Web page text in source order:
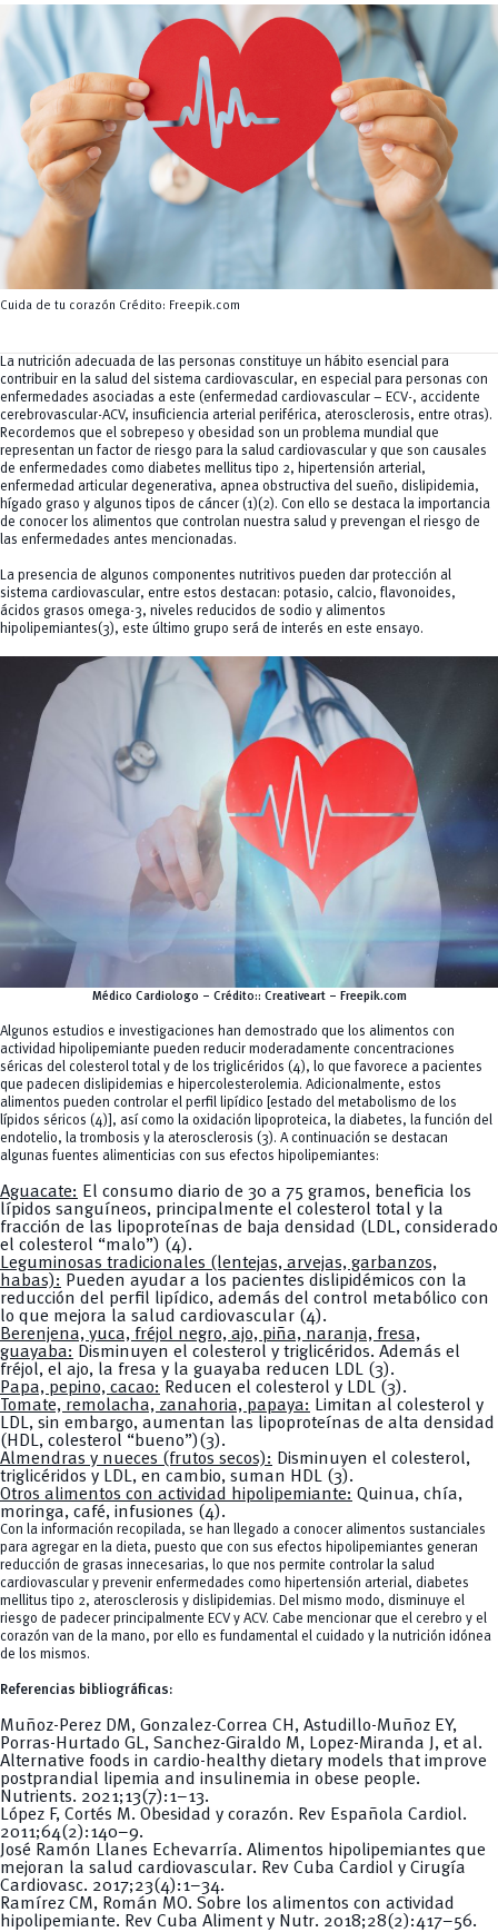
CEISH
Propiedad intelectual
Cuida de tu corazón Crédito: Freepik.com
La nutrición adecuada de las personas constituye un hábito esencial para
contribuir en la salud del sistema cardiovascular, en especial para personas con
enfermedades asociadas a este (enfermedad cardiovascular – ECV-, accidente
cerebrovascular-ACV, insuficiencia arterial periférica, aterosclerosis, entre otras).
Recordemos que el sobrepeso y obesidad son un problema mundial que
representan un factor de riesgo para la salud cardiovascular y que son causales
de enfermedades como diabetes mellitus tipo 2, hipertensión arterial,
enfermedad articular degenerativa, apnea obstructiva del sueño, dislipidemia,
hígado graso y algunos tipos de cáncer (1)(2). Con ello se destaca la importancia
de conocer los alimentos que controlan nuestra salud y prevengan el riesgo de
las enfermedades antes mencionadas.
La presencia de algunos componentes nutritivos pueden dar protección al
sistema cardiovascular, entre estos destacan: potasio, calcio, flavonoides,
ácidos grasos omega-3, niveles reducidos de sodio y alimentos
hipolipemiantes(3), este último grupo será de interés en este ensayo.
Médico Cardiologo – Crédito:: Creativeart – Freepik.com
Algunos estudios e investigaciones han demostrado que los alimentos con
actividad hipolipemiante pueden reducir moderadamente concentraciones
séricas del colesterol total y de los triglicéridos (4), lo que favorece a pacientes
que padecen dislipidemias e hipercolesterolemia. Adicionalmente, estos
alimentos pueden controlar el perfil lipídico [estado del metabolismo de los
lípidos séricos (4)], así como la oxidación lipoproteica, la diabetes, la función del
endotelio, la trombosis y la aterosclerosis (3). A continuación se destacan
algunas fuentes alimenticias con sus efectos hipolipemiantes:
Aguacate: El consumo diario de 30 a 75 gramos, beneficia los
lípidos sanguíneos, principalmente el colesterol total y la
fracción de las lipoproteínas de baja densidad (LDL, considerado
el colesterol “malo”) (4).
Leguminosas tradicionales (lentejas, arvejas, garbanzos,
habas): Pueden ayudar a los pacientes dislipidémicos con la
reducción del perfil lipídico, además del control metabólico con
lo que mejora la salud cardiovascular (4).
Berenjena, yuca, fréjol negro, ajo, piña, naranja, fresa,
guayaba: Disminuyen el colesterol y triglicéridos. Además el
fréjol, el ajo, la fresa y la guayaba reducen LDL (3).
Papa, pepino, cacao: Reducen el colesterol y LDL (3).
Tomate, remolacha, zanahoria, papaya: Limitan al colesterol y
LDL, sin embargo, aumentan las lipoproteínas de alta densidad
(HDL, colesterol “bueno”)(3).
Almendras y nueces (frutos secos): Disminuyen el colesterol,
triglicéridos y LDL, en cambio, suman HDL (3).
Otros alimentos con actividad hipolipemiante: Quinua, chía,
moringa, café, infusiones (4).
Con la información recopilada, se han llegado a conocer alimentos sustanciales
para agregar en la dieta, puesto que con sus efectos hipolipemiantes generan
reducción de grasas innecesarias, lo que nos permite controlar la salud
cardiovascular y prevenir enfermedades como hipertensión arterial, diabetes
mellitus tipo 2, aterosclerosis y dislipidemias. Del mismo modo, disminuye el
riesgo de padecer principalmente ECV y ACV. Cabe mencionar que el cerebro y el
corazón van de la mano, por ello es fundamental el cuidado y la nutrición idónea
de los mismos.
Referencias bibliográficas:
Muñoz-Perez DM, Gonzalez-Correa CH, Astudillo-Muñoz EY,
Porras-Hurtado GL, Sanchez-Giraldo M, Lopez-Miranda J, et al.
Alternative foods in cardio-healthy dietary models that improve
postprandial lipemia and insulinemia in obese people.
Nutrients. 2021;13(7):1–13.
López F, Cortés M. Obesidad y corazón. Rev Española Cardiol.
2011;64(2):140–9.
José Ramón Llanes Echevarría. Alimentos hipolipemiantes que
mejoran la salud cardiovascular. Rev Cuba Cardiol y Cirugía
Cardiovasc. 2017;23(4):1–34.
Ramírez CM, Román MO. Sobre los alimentos con actividad
hipolipemiante. Rev Cuba Aliment y Nutr. 2018;28(2):417–56.